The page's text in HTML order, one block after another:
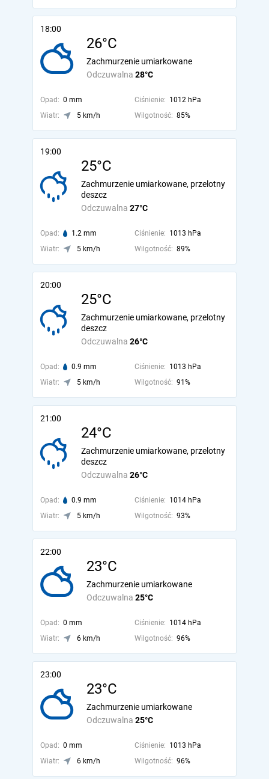
18:00
26°C
Odczuwalna 28°C
Zachmurzenie umiarkowane
Opad: 0 mm Ciśnienie: 1012 hPa
Wiatr:
5 km/h Wilgotność: 85%
19:00
25°C
Odczuwalna 27°C
Zachmurzenie umiarkowane, przelotny
deszcz
Opad: 1.2 mm Ciśnienie: 1013 hPa
Wiatr:
5 km/h Wilgotność: 89%
20:00
25°C
Odczuwalna 26°C
Zachmurzenie umiarkowane, przelotny
deszcz
Opad: 0.9 mm Ciśnienie: 1013 hPa
Wiatr:
5 km/h Wilgotność: 91%
21:00
24°C
Odczuwalna 26°C
Zachmurzenie umiarkowane, przelotny
deszcz
Opad: 0.9 mm Ciśnienie: 1014 hPa
Wiatr:
5 km/h Wilgotność: 93%
22:00
23°C
Odczuwalna 25°C
Zachmurzenie umiarkowane
Opad: 0 mm Ciśnienie: 1014 hPa
Wiatr:
6 km/h Wilgotność: 96%
23:00
23°C
Odczuwalna 25°C
Zachmurzenie umiarkowane
Opad: 0 mm Ciśnienie: 1013 hPa
Wiatr:
6 km/h Wilgotność: 96%